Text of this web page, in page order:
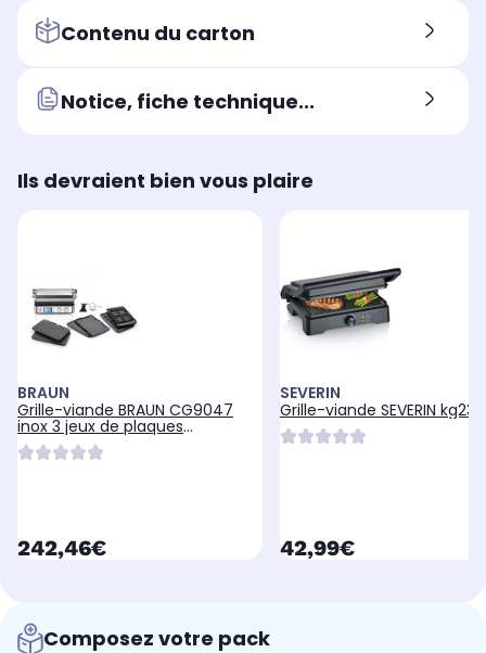
Contenu du carton
Notice, fiche technique...
Ils devraient bien vous plaire
BRAUN
Grille-viande BRAUN CG9047
inox 3 jeux de plaques
amovibles, 37x23 cm
currentPrice
242,46€
SEVERIN
Grille-viande SEVERIN
currentPrice
42,99€
Composez votre pack